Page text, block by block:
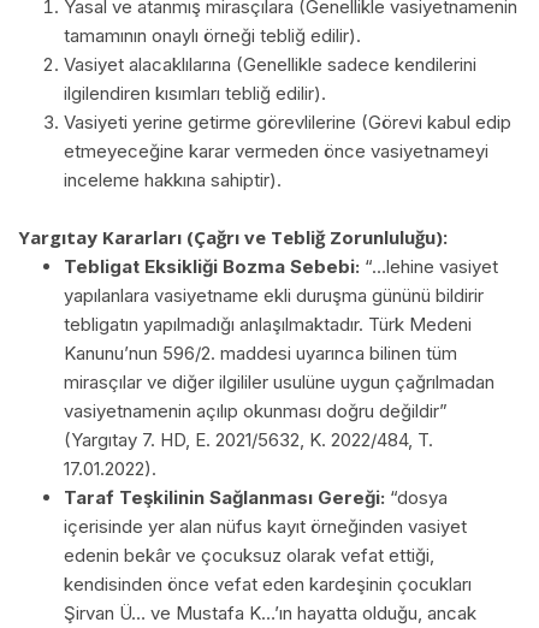
Yasal ve atanmış mirasçılara (Genellikle vasiyetnamenin
tamamının onaylı örneği tebliğ edilir).
Vasiyet alacaklılarına (Genellikle sadece kendilerini
ilgilendiren kısımları tebliğ edilir).
Vasiyeti yerine getirme görevlilerine (Görevi kabul edip
etmeyeceğine karar vermeden önce vasiyetnameyi
inceleme hakkına sahiptir).
Yargıtay Kararları (Çağrı ve Tebliğ Zorunluluğu):
Tebligat Eksikliği Bozma Sebebi: “…lehine vasiyet
yapılanlara vasiyetname ekli duruşma gününü bildirir
tebligatın yapılmadığı anlaşılmaktadır. Türk Medeni
Kanunu’nun 596/2. maddesi uyarınca bilinen tüm
mirasçılar ve diğer ilgililer usulüne uygun çağrılmadan
vasiyetnamenin açılıp okunması doğru değildir”
(Yargıtay 7. HD, E. 2021/5632, K. 2022/484, T.
17.01.2022).
Taraf Teşkilinin Sağlanması Gereği: “dosya
içerisinde yer alan nüfus kayıt örneğinden vasiyet
edenin bekâr ve çocuksuz olarak vefat ettiği,
kendisinden önce vefat eden kardeşinin çocukları
Şirvan Ü… ve Mustafa K…’ın hayatta olduğu, ancak